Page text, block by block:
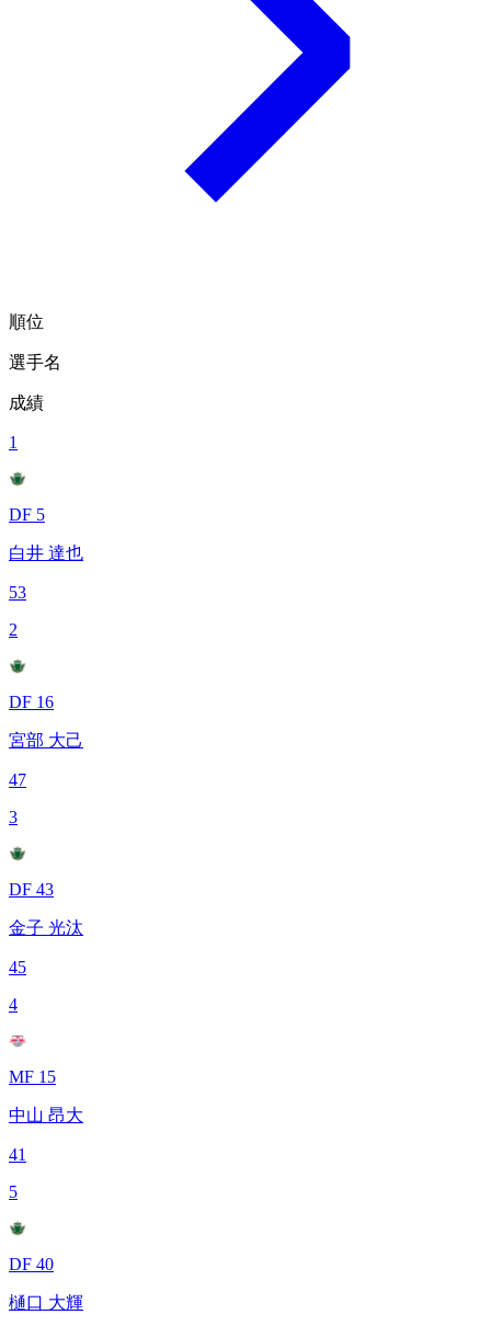
順位
選手名
成績
1
DF 5
白井 達也
53
2
DF 16
宮部 大己
47
3
DF 43
金子 光汰
45
4
MF 15
中山 昂大
41
5
DF 40
樋口 大輝